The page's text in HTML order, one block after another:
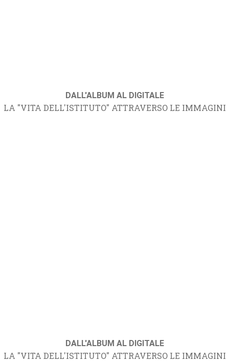
DALL'ALBUM AL DIGITALE
LA "VITA DELL'ISTITUTO" ATTRAVERSO LE IMMAGINI
DALL'ALBUM AL DIGITALE
LA "VITA DELL'ISTITUTO" ATTRAVERSO LE IMMAGINI